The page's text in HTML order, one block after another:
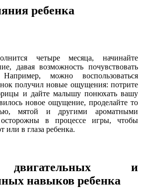
ребенка
четыре месяца, начинайте
давая возможность почувствовать
можно воспользоваться
получил новые ощущения: потрите
и дайте малышу понюхать вашу
новое ощущение, проделайте то
мятой и другими ароматными
осторожны в процессе игры, чтобы
или в глаза ребенка.
двигательных и
навыков ребенка